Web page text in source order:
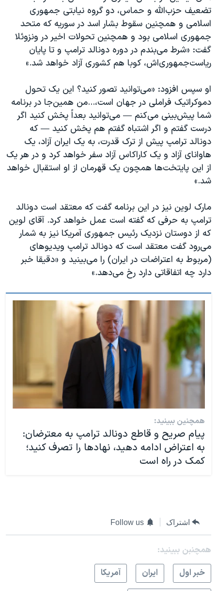
تضعیف حزب‌الله و حماس، دو گروه نیابتی جمهوری
اسلامی و همچنین سقوط بشار اسد در سوریه که متحد
جمهوری اسلامی بود و همچنین تحولات اخیر در ونزوئلا
گفت: «شرط می‌بندم در دوره دونالد ترامپ و تا پایان
ریاست‌جمهوری‌اش، کوبا هم کشوری آزاد خواهد شد.»
او سپس افزود: «می‌توانید تصور کنید؟ این یک تحول
دموکراتیک فراملی در جهان است،...من همین‌جا در برنامه
شما پیش‌بینی می‌کنم — می‌توانید بعداً پخش کنید اگر
درست گفتم و اگر اشتباه گفتم هم پخش کنید — که
دونالد ترامپ پیش از ترک قدرت، به یک ایران آزاد، یک
هاوانای آزاد و یک کاراکاس آزاد سفر خواهد کرد و در هر یک
از این پایتخت‌ها همچون یک قهرمان از او استقبال خواهد
شد.»
مارک لوین نیز در این برنامه گفت که معتقد است دونالد
ترامپ به حرفی که گفته است عمل خواهد کرد. آقای لوین
که از دوستان نزدیک رئيس جمهوری آمریکا نیز به شمار
می‌رود گفت معتقد است که دونالد ترامپ ویدیوهای
(مربوط به اعتراضات در ایران) را می‌بینید و «دقیقا خبر
دارد چه اتفاقاتی دارد رخ می‌دهد.»
همچنین ببینید:
پیام صریح و قاطع دونالد ترامپ به معترضان:
به اعتراض ادامه دهید، نهادها را تصرف کنید؛
کمک در راه است
اشتراک Follow us
همچنبن ببینید:
خبر اول
ايران
آمريکا